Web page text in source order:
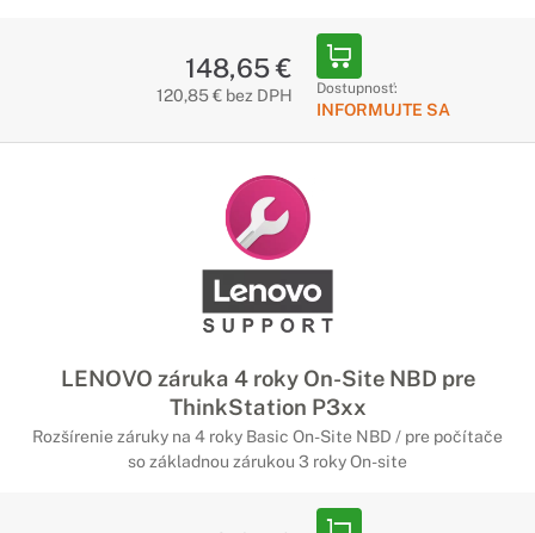
148,65 €
120,85 € bez DPH Dostupnosť:
INFORMUJTE SA
LENOVO záruka 4 roky On-Site NBD pre
ThinkStation P3xx
Rozšírenie záruky na 4 roky Basic On-Site NBD / pre počítače
so základnou zárukou 3 roky On-site